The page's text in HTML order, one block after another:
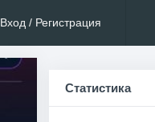
Вход / Регистрация
Статистика